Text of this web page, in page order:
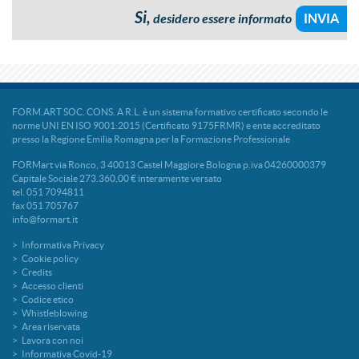
Si, desidero essere informato
FORM.ART SOC. CONS. A R.L. è un sistema formativo certificato secondo le
norme UNI EN ISO 9001:2015 (Certificato 9175FRMR) e ente accreditato
presso la Regione Emilia Romagna per la Formazione Professionale
FORMart via Ronco, 3 40013 Castel Maggiore Bologna p.iva 04260000379
Capitale Sociale 273.360,00 € interamente versato
tel. 051 7094811
fax 051 705767
info@formart.it
Informativa Privacy
Cookie policy
Credits
Accesso clienti
Codice etico
Whistleblowing
Area riservata
Lavora con noi
Informativa Covid-19